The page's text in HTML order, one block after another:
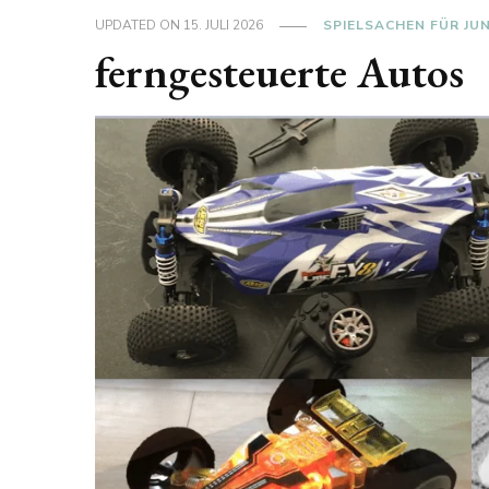
UPDATED ON 15. JULI 2026 SPIELSACHEN FÜR
ferngesteuerte Autos